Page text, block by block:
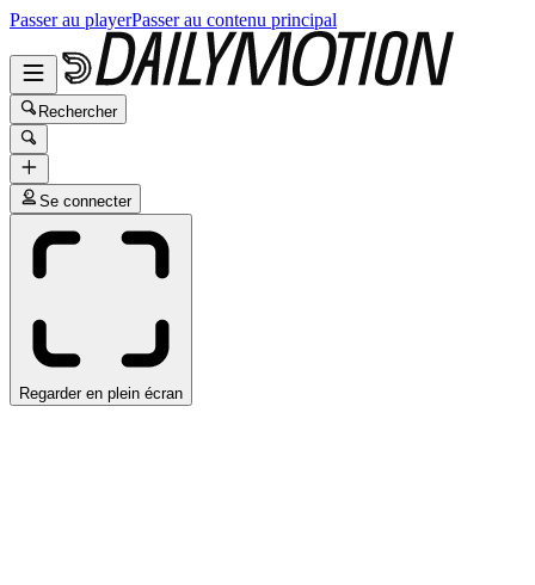
Passer au playerPasser au contenu principal
Rechercher
Se connecter
Regarder en plein écran